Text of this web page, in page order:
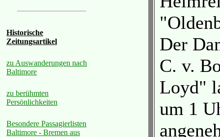
Historische
Zeitungsartikel
zu Auswanderungen nach
Baltimore
zu berühmten
Persönlichkeiten
Besondere Passagierlisten
Baltimore - Bremen aus
Der
C. v.
Loyd"
um 1